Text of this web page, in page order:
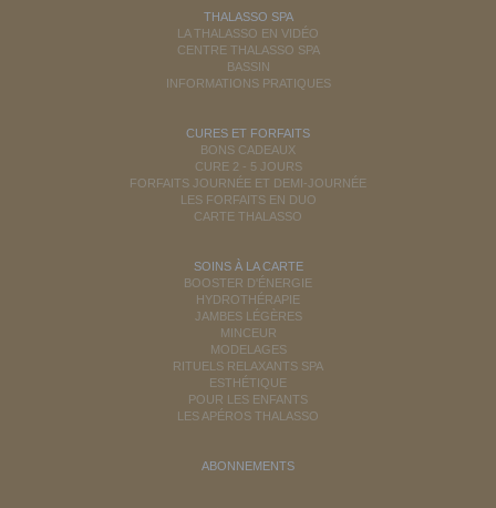
THALASSO SPA
LA THALASSO EN VIDÉO
CENTRE THALASSO SPA
BASSIN
INFORMATIONS PRATIQUES
CURES ET FORFAITS
BONS CADEAUX
CURE 2 - 5 JOURS
FORFAITS JOURNÉE ET DEMI-JOURNÉE
LES FORFAITS EN DUO
CARTE THALASSO
SOINS À LA CARTE
BOOSTER D'ÉNERGIE
HYDROTHÉRAPIE
JAMBES LÉGÈRES
MINCEUR
MODELAGES
RITUELS RELAXANTS SPA
ESTHÉTIQUE
POUR LES ENFANTS
LES APÉROS THALASSO
ABONNEMENTS